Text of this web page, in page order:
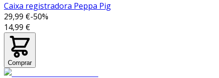
Caixa registradora Peppa Pig
29,99 €-50%
14,99 €
Comprar